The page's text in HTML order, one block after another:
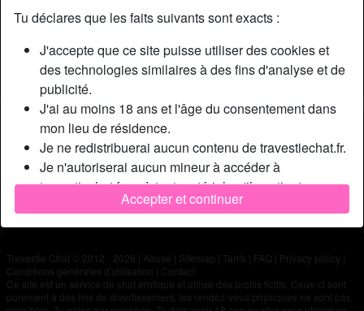
Tu déclares que les faits suivants sont exacts :
J'accepte que ce site puisse utiliser des cookies et
des technologies similaires à des fins d'analyse et de
publicité.
J'ai au moins 18 ans et l'âge du consentement dans
mon lieu de résidence.
Je ne redistribuerai aucun contenu de travestiechat.fr.
Je n'autoriserai aucun mineur à accéder à
travestiechat.fr ou à tout matériel qu'il contient.
Tout contenu que je consulte ou télécharge sur
travestiechat.fr est destiné à mon usage personnel et
Je n'ai pas été contacté par les fournisseurs de ce
matériel, et je choisis volontiers de le visualiser ou de
le télécharger.
Accepter et continuer
Âge:
46
Département:
Nord
Sexe:
Homme
Description
N'a pas encore saisi de description
Cherche
N'a spécifié aucune préférence
Travestie Chat © 2012 - 2026 Abuse Sitemap Tarifs FAQ Privacy policy
Conditions générales d'utilisation
Contact
Ce site est un service de chat érotique et utilise des profils fictifs. Ceux-ci sont
purement à des fins de divertissement, les rendez-vous physiques ne sont pas